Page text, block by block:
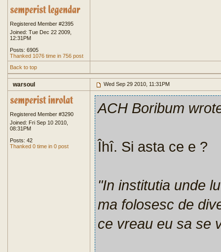
Registered Member #2395
Joined: Tue Dec 22 2009,
12:31PM
Posts: 6905
Thanked 1076 time in 756 post
Back to top
warsoul Wed Sep 29 2010, 11:31PM
Registered Member #3290
Joined: Fri Sep 10 2010,
08:31PM
Posts: 42
Thanked 0 time in 0 post
ACH Boribum
Îhî. Si asta ce e ?
"In institutia unde
ma folosesc de
ce vreau eu sa se